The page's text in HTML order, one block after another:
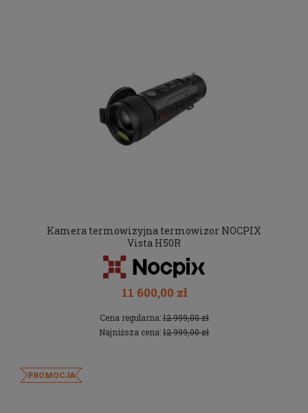
Kamera termowizyjna termowizor NOCPIX
Vista H50R
11 600,00 zł
Cena regularna:12 999,00 zł
Najniższa cena:12 999,00 zł
PROMOCJA